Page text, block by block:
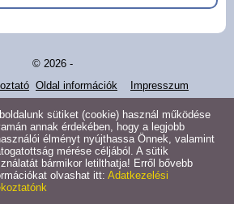
00008
© 2026 -
Oldal információk Impresszum
sütiket (cookie) használ működése
annak érdekében, hogy a legjobb
élményt nyújthassa Önnek, valamint
mérése céljából. A sütik
bármikor letilthatja! Erről bővebb
olvashat itt: Adatkezelési